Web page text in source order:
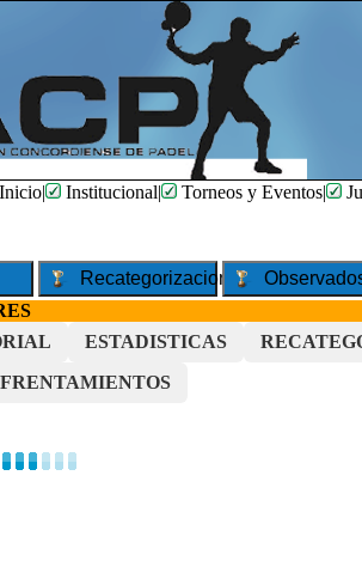
Inicio| Institucional| Torneos y Eventos|
Recategorizaciones
ESTADISTICAS